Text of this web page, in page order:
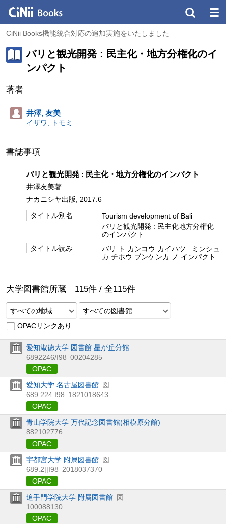
CiNii Books機能統合対応の追加実施をいたしました
バリと観光開発 : 民主化・地方分権化のイ
ンパクト
著者
井澤, 友美
イザワ, トモミ
書誌事項
バリと観光開発 : 民主化・地方分権化のインパクト
井澤友美著
ナカニシヤ出版, 2017.6
タイトル別名
Tourism development of Bali
バリと観光開発 : 民主化地方分権化
のインパクト
タイトル読み
バリ ト カンコウ カイハツ : ミンシュ
カ チホウ ブンケンカ ノ インパクト
大学図書館所蔵 115件 / 全115件
すべての地域
すべての図書館
OPACリンクあり
愛知淑徳大学 図書館 星が丘分館
6892246/I98 00204285
OPAC
愛知大学 名古屋図書館 図
689.224:I98 1821018643
OPAC
青山学院大学 万代記念図書館(相模原分館)
882102776
OPAC
宇都宮大学 附属図書館 図
689.2||I98 2018037370
OPAC
追手門学院大学 附属図書館 図
100088130
OPAC